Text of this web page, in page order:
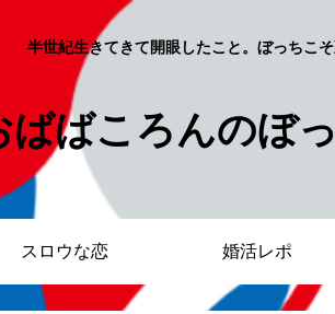
半世紀生きてきて開眼したこと。ぼっちこ
ばばころんのぼ
スロウな恋 婚活レポ